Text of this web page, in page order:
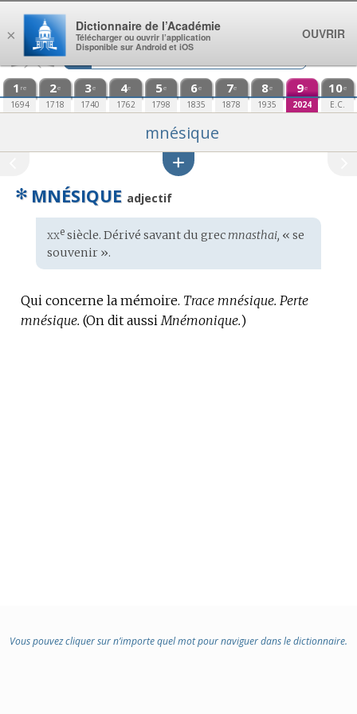
Aller au contenu
1 re
1694
2e
1718
3e
1740
4e
1762
5e
1798
6e
1835
7e
1878
8e
1935
9e
2024
10e
E.C.
mnésique
✻ MNÉSIQUE adjectif
Étymologie
:
xxesiècle. Dérivé savant du grecmnasthai, « se
souvenir ».
Qui concerne la mémoire. Trace mnésique. Perte
mnésique. (On dit aussi Mnémonique.)
Vous pouvez cliquer sur n’importe quel mot pour naviguer dans le dictionnaire.
×
Dictionnaire de l’Académie
Télécharger ou ouvrir l’application
Disponible sur Android et iOS
OUVRIR